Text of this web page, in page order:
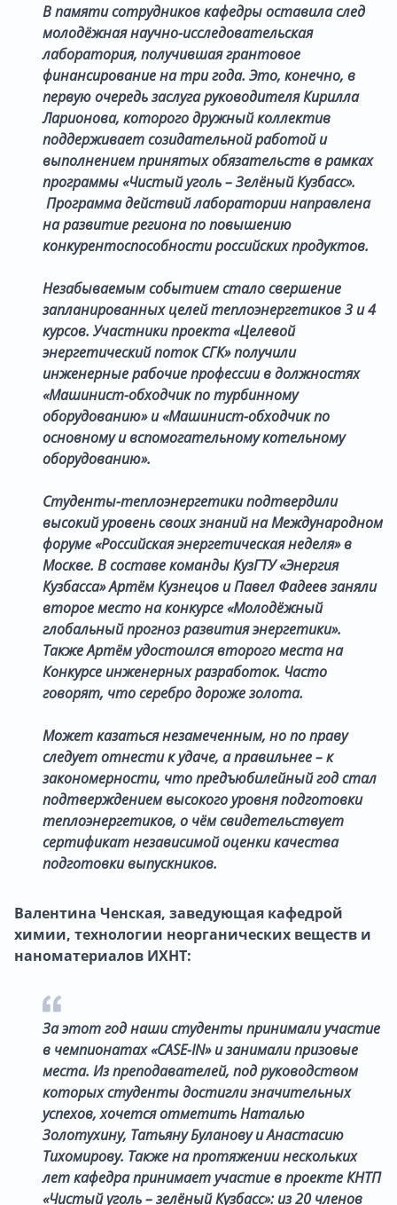
В памяти сотрудников кафедры оставила след
молодёжная научно-исследовательская
лаборатория, получившая грантовое
финансирование на три года. Это, конечно, в
первую очередь заслуга руководителя Кирилла
Ларионова, которого дружный коллектив
поддерживает созидательной работой и
выполнением принятых обязательств в рамках
программы «Чистый уголь – Зелёный Кузбасс».
Программа действий лаборатории направлена
на развитие региона по повышению
конкурентоспособности российских продуктов.
Незабываемым событием стало свершение
запланированных целей теплоэнергетиков 3 и 4
курсов. Участники проекта «Целевой
энергетический поток СГК» получили
инженерные рабочие профессии в должностях
«Машинист-обходчик по турбинному
оборудованию» и «Машинист-обходчик по
основному и вспомогательному котельному
оборудованию».
Студенты-теплоэнергетики подтвердили
высокий уровень своих знаний на Международном
форуме «Российская энергетическая неделя» в
Москве. В составе команды КузГТУ «Энергия
Кузбасса» Артём Кузнецов и Павел Фадеев заняли
второе место на конкурсе «Молодёжный
глобальный прогноз развития энергетики».
Также Артём удостоился второго места на
Конкурсе инженерных разработок. Часто
говорят, что серебро дороже золота.
Может казаться незамеченным, но по праву
следует отнести к удаче, а правильнее – к
закономерности, что предъюбилейный год стал
подтверждением высокого уровня подготовки
теплоэнергетиков, о чём свидетельствует
сертификат независимой оценки качества
подготовки выпускников.
Валентина Ченская, заведующая кафедрой
химии, технологии неорганических веществ и
наноматериалов ИХНТ:
За этот год наши студенты принимали участие
в чемпионатах «CASE-IN» и занимали призовые
места. Из преподавателей, под руководством
которых студенты достигли значительных
успехов, хочется отметить Наталью
Золотухину, Татьяну Буланову и Анастасию
Тихомирову. Также на протяжении нескольких
лет кафедра принимает участие в проекте КНТП
«Чистый уголь – зелёный Кузбасс»: из 20 членов